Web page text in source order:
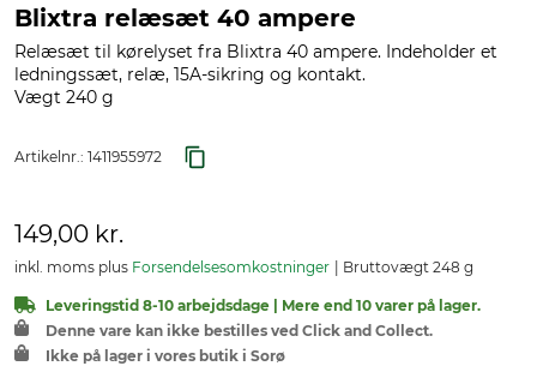
Blixtra relæsæt 40 ampere
Relæsæt til kørelyset fra Blixtra 40 ampere. Indeholder et
ledningssæt, relæ, 15A-sikring og kontakt.
Vægt 240 g
Artikelnr.: 1411955972
149,00 kr.
inkl. moms plus Forsendelsesomkostninger Bruttovægt 248 g
Leveringstid 8-10 arbejdsdage | Mere end 10 varer på lager.
Denne vare kan ikke bestilles ved Click and Collect.
Ikke på lager i vores butik i Sorø